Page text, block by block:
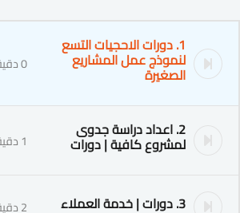
1. دورات الاحجيات التسع
لنموذج عمل المشاريع
الصغيرة 0 دقيقة
2. اعداد دراسة جدوى
لمشروع كافية | دورات 1 دقيقة
3. دورات | خدمة العملاء 2 دقيقة